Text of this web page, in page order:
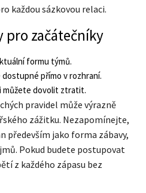
každou sázkovou relaci.
pro začátečníky
formu týmů.
přímo v rozhraní.
můžete dovolit ztratit.
pravidel může výrazně
zážitku. Nezapomínejte,
především jako forma zábavy,
Pokud budete postupovat
z každého zápasu bez